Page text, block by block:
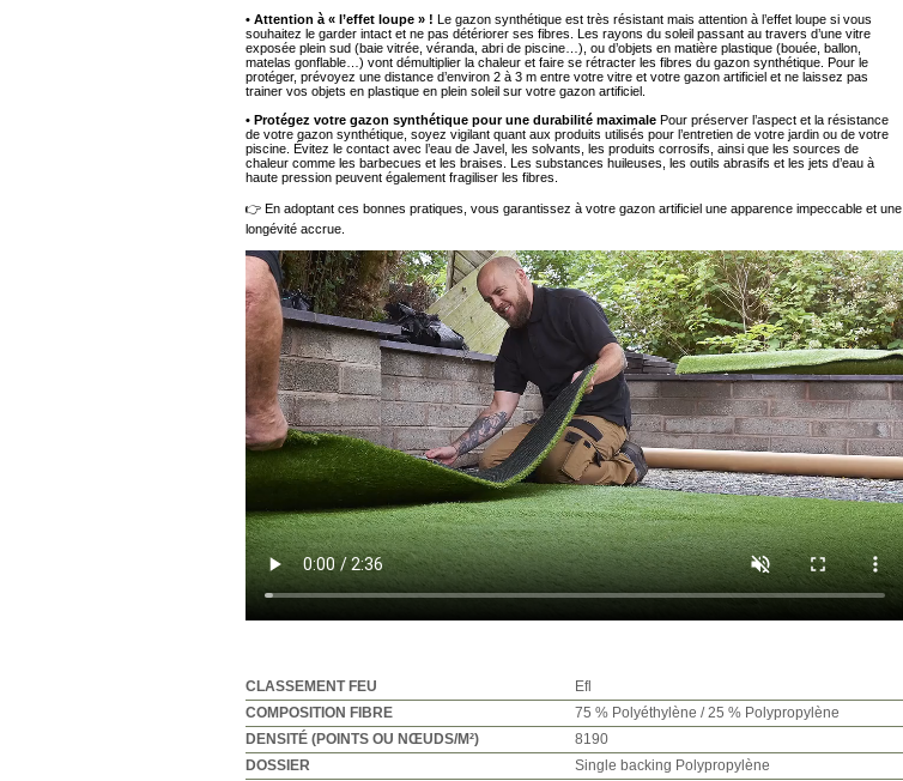
• Attention à « l’effet loupe » ! Le gazon synthétique est très résistant mais attention à l’effet loupe si vous
souhaitez le garder intact et ne pas détériorer ses fibres. Les rayons du soleil passant au travers d’une vitre
exposée plein sud (baie vitrée, véranda, abri de piscine…), ou d’objets en matière plastique (bouée, ballon,
matelas gonflable…) vont démultiplier la chaleur et faire se rétracter les fibres du gazon synthétique. Pour le
protéger, prévoyez une distance d’environ 2 à 3 m entre votre vitre et votre gazon artificiel et ne laissez pas
trainer vos objets en plastique en plein soleil sur votre gazon artificiel.
• Protégez votre gazon synthétique pour une durabilité maximale Pour préserver l’aspect et la résistance
de votre gazon synthétique, soyez vigilant quant aux produits utilisés pour l’entretien de votre jardin ou de votre
piscine. Évitez le contact avec l’eau de Javel, les solvants, les produits corrosifs, ainsi que les sources de
chaleur comme les barbecues et les braises. Les substances huileuses, les outils abrasifs et les jets d’eau à
haute pression peuvent également fragiliser les fibres.
👉 En adoptant ces bonnes pratiques, vous garantissez à votre gazon artificiel une apparence impeccable et une
longévité accrue.
CLASSEMENT FEU
Efl
COMPOSITION FIBRE
75 % Polyéthylène / 25 % Polypropylène
DENSITÉ (POINTS OU NŒUDS/M²)
8190
DOSSIER
Single backing Polypropylène